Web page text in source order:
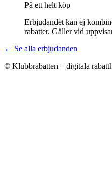
På ett helt köp
Erbjudandet kan ej
rabatter. Gäller vid
← Se alla erbjudanden
© Klubbrabatten – digitala